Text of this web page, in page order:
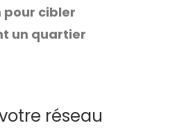
cibler
un quartier
réseau